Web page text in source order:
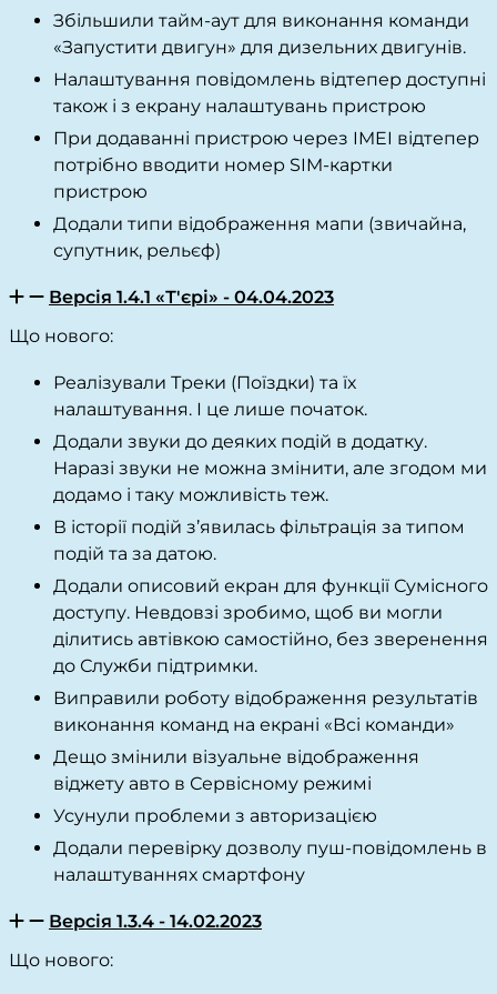
Збільшили тайм-аут для виконання команди
«Запустити двигун» для дизельних двигунів.
Налаштування повідомлень відтепер доступні
також і з екрану налаштувань пристрою
При додаванні пристрою через IMEI відтепер
потрібно вводити номер SIM-картки
пристрою
Додали типи відображення мапи (звичайна,
супутник, рельєф)
Версія 1.4.1 «Т'єрі» - 04.04.2023
Що нового:
Реалізували Треки (Поїздки) та їх
налаштування. І це лише початок.
Додали звуки до деяких подій в додатку.
Наразі звуки не можна змінити, але згодом ми
додамо і таку можливість теж.
В історії подій з’явилась фільтрація за типом
подій та за датою.
Додали описовий екран для функції Сумісного
доступу. Невдовзі зробимо, щоб ви могли
ділитись автівкою самостійно, без зверенення
до Служби підтримки.
Виправили роботу відображення результатів
виконання команд на екрані «Всі команди»
Дещо змінили візуальне відображення
віджету авто в Сервісному режимі
Усунули проблеми з авторизацією
Додали перевірку дозволу пуш-повідомлень в
налаштуваннях смартфону
Версія 1.3.4 - 14.02.2023
Що нового: